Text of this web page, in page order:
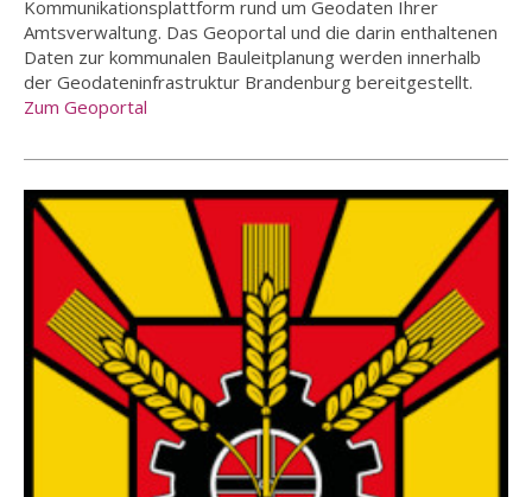
Kommunikationsplattform rund um Geodaten Ihrer
Amtsverwaltung. Das Geoportal und die darin enthaltenen
Daten zur kommunalen Bauleitplanung werden innerhalb
der Geodateninfrastruktur Brandenburg bereitgestellt.
Zum Geoportal